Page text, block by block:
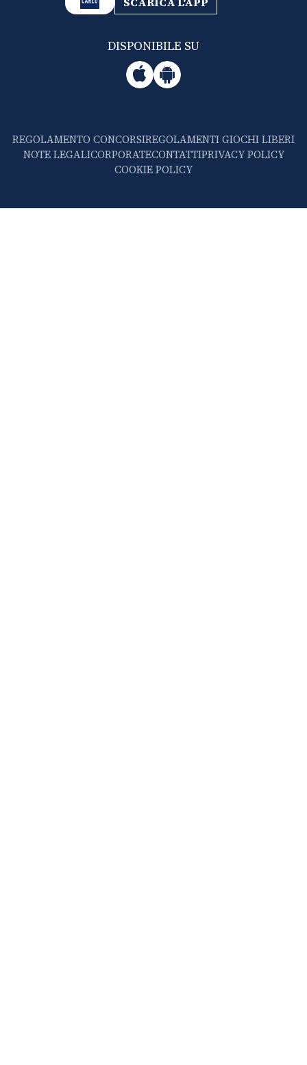
DISPONIBILE SU
REGOLAMENTO CONCORSIREGOLAMENTI GIOCHI LIBERI
NOTE LEGALICORPORATECONTATTIPRIVACY POLICY
COOKIE POLICY